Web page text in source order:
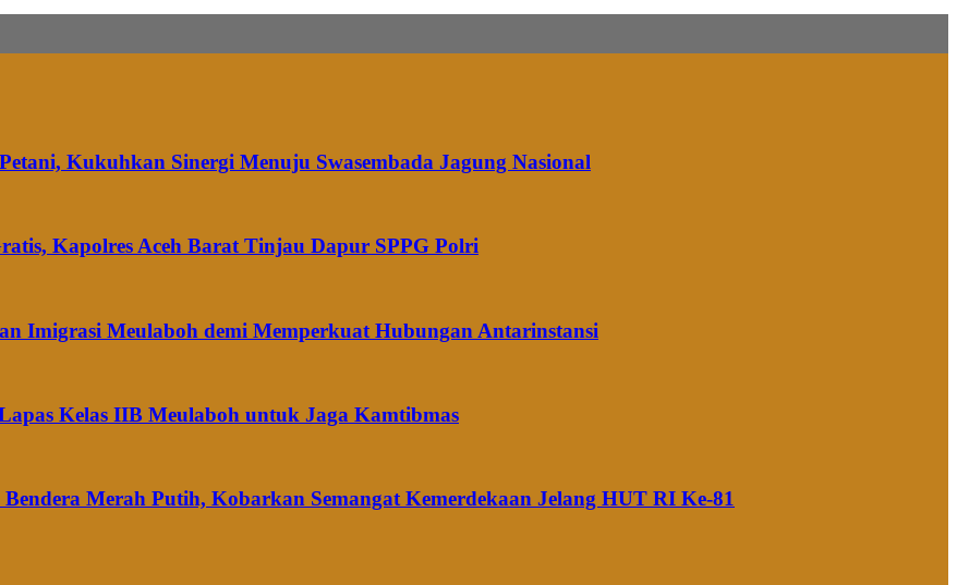
Kukuhkan Sinergi Menuju Swasembada Jagung Nasional
Kapolres Aceh Barat Tinjau Dapur SPPG Polri
Imigrasi Meulaboh demi Memperkuat Hubungan Antarinstansi
Kelas IIB Meulaboh untuk Jaga Kamtibmas
Merah Putih, Kobarkan Semangat Kemerdekaan Jelang HUT RI Ke-81